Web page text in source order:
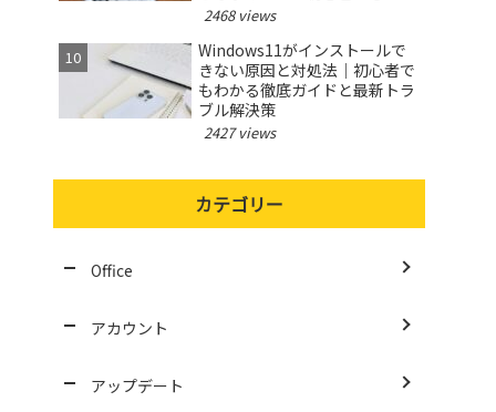
る対策を徹底解説
2468 views
Windows11がインストールで
きない原因と対処法｜初心者で
もわかる徹底ガイドと最新トラ
ブル解決策
2427 views
カテゴリー
Office
アカウント
アップデート